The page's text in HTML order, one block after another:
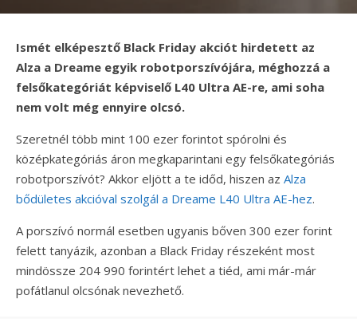
Ismét elképesztő Black Friday akciót hirdetett az
Alza a Dreame egyik robotporszívójára, méghozzá a
felsőkategóriát képviselő L40 Ultra AE-re, ami soha
nem volt még ennyire olcsó.
Szeretnél több mint 100 ezer forintot spórolni és
középkategóriás áron megkaparintani egy felsőkategóriás
robotporszívót? Akkor eljött a te időd, hiszen az Alza
bődületes akcióval szolgál a Dreame L40 Ultra AE-hez.
A porszívó normál esetben ugyanis bőven 300 ezer forint
felett tanyázik, azonban a Black Friday részeként most
mindössze 204 990 forintért lehet a tiéd, ami már-már
pofátlanul olcsónak nevezhető.